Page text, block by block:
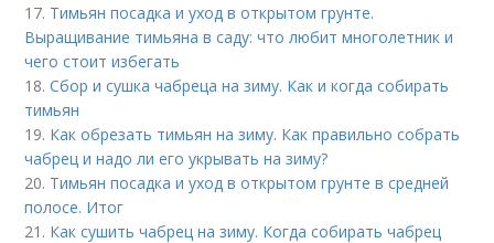
17. Тимьян посадка и уход в открытом грунте.
Выращивание тимьяна в саду: что любит многолетник и
чего стоит избегать
18.Сбор и сушка чабреца на зиму. Как и когда собирать
тимьян
19. Как обрезать тимьян на зиму. Как правильно собрать
чабрец и надо ли его укрывать на зиму?
20. Тимьян посадка и уход в открытом грунте в средней
полосе. Итог
21. Как сушить чабрец на зиму. Когда собирать чабрец